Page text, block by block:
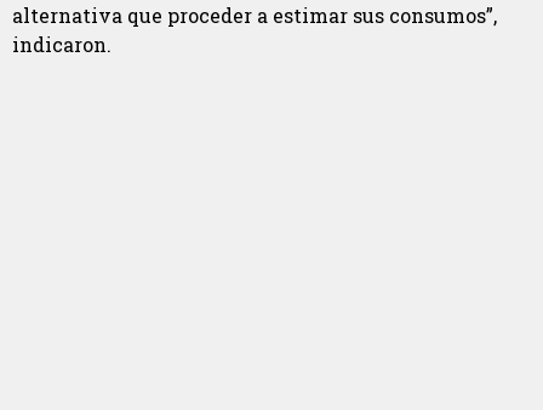
alternativa que proceder a estimar sus consumos”,
indicaron.